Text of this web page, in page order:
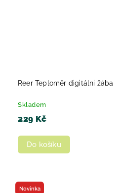
Reer Teploměr digitálni žába
Skladem
229 Kč
Do košíku
Novinka